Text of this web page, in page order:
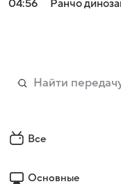
04:56
Ранчо
Все
Основные